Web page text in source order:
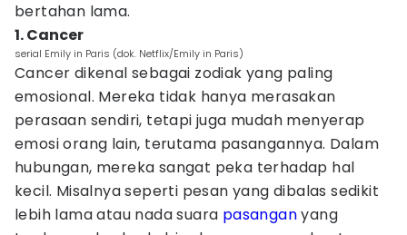
bertahan lama.
1. Cancer
serial Emily in Paris (dok. Netflix/Emily in Paris)
Cancer dikenal sebagai zodiak yang paling
emosional. Mereka tidak hanya merasakan
perasaan sendiri, tetapi juga mudah menyerap
emosi orang lain, terutama pasangannya. Dalam
hubungan, mereka sangat peka terhadap hal
kecil. Misalnya seperti pesan yang dibalas sedikit
lebih lama atau nada suara pasanganyang